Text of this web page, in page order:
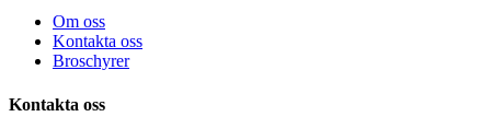
Om oss
Kontakta oss
Broschyrer
Kontakta oss